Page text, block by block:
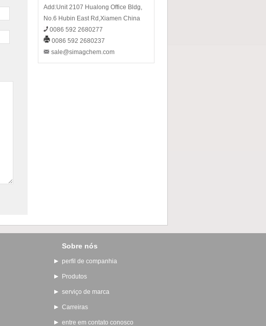
Add:Unit 2107 Hualong Office Bldg,
No.6 Hubin East Rd,Xiamen China
0086 592 2680277
0086 592 2680237
sale@simagchem.com
Sobre nós
perfil de companhia
Produtos
serviço de marca
Carreiras
entre em contato conosco